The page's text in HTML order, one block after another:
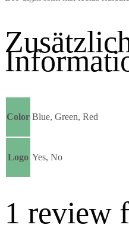
Color Blue, Green, Red
Logo Yes, No
1 review